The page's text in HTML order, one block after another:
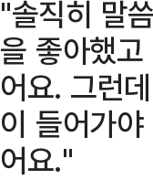
"솔직히 말
을 좋아했
어요. 그런
이 들어가
어요."